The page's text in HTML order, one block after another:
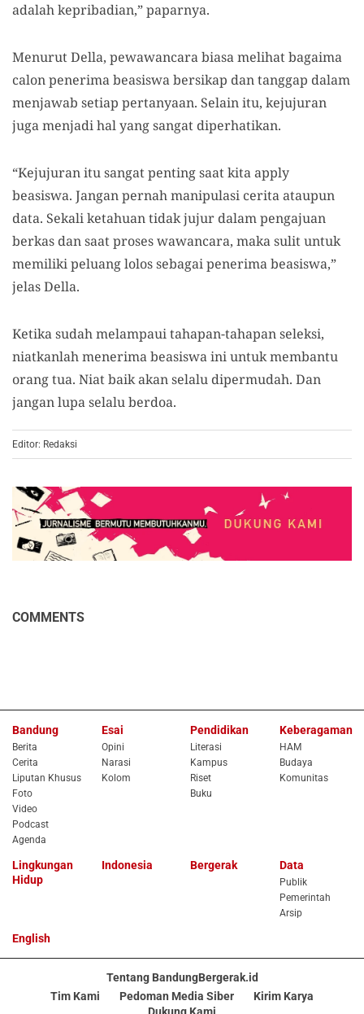
adalah kepribadian,” paparnya.
Menurut Della, pewawancara biasa melihat bagaima
calon penerima beasiswa bersikap dan tanggap dalam
menjawab setiap pertanyaan. Selain itu, kejujuran
juga menjadi hal yang sangat diperhatikan.
“Kejujuran itu sangat penting saat kita apply
beasiswa. Jangan pernah manipulasi cerita ataupun
data. Sekali ketahuan tidak jujur dalam pengajuan
berkas dan saat proses wawancara, maka sulit untuk
memiliki peluang lolos sebagai penerima beasiswa,”
jelas Della.
Ketika sudah melampaui tahapan-tahapan seleksi,
niatkanlah menerima beasiswa ini untuk membantu
orang tua. Niat baik akan selalu dipermudah. Dan
jangan lupa selalu berdoa.
Editor: Redaksi
COMMENTS
Bandung
Berita
Cerita
Liputan Khusus
Foto
Video
Podcast
Agenda
Esai
Opini
Narasi
Kolom
Pendidikan
Literasi
Kampus
Riset
Buku
Keberagaman
HAM
Budaya
Komunitas
Lingkungan
Hidup
Indonesia Bergerak Data
Publik
Pemerintah
Arsip
English
Tentang BandungBergerak.id
Tim Kami
Pedoman Media Siber
Kirim Karya